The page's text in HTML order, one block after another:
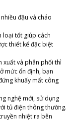
đậu và cháo
loại tốt giúp cách
thiết kế đặc biệt
xuất và phân phối thì
mức ổn định, bạn
khuấy mất công
nghệ mới, sử dụng
tủ điện thông thường.
nhiệt ra bên